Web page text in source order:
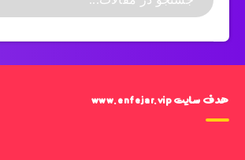
هدف سایت www.enfejar.vip